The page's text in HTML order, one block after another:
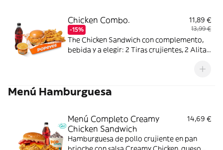
Chicken Combo.
-15%
11,89 €
13,99 €
The Chicken Sandwich con complemento,
bebida y a elegir: 2 Tiras crujientes, 2 Alitas
Menú Hamburguesa
Menú Completo Creamy
Chicken Sandwich
14,69 €
Hamburguesa de pollo crujiente en pan